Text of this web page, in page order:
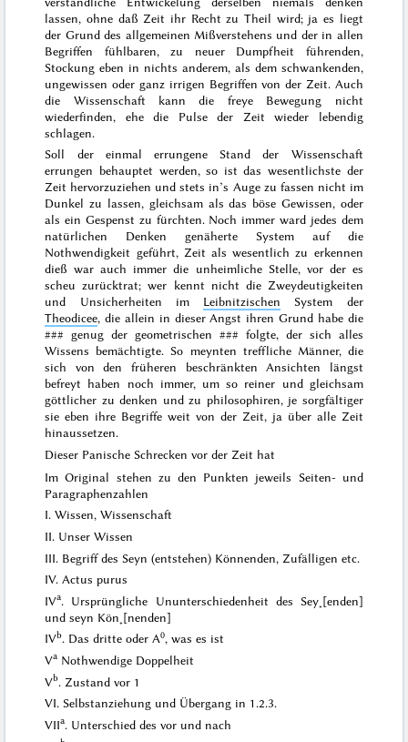
lassen, ohne daß Zeit ihr Recht zu Theil wird; ja es liegt
der Grund des allgemeinen Mißverstehens und der in allen
Begriffen fühlbaren, zu neuer Dumpfheit führenden,
Stockung eben in nichts anderem, als dem schwankenden,
ungewissen oder ganz irrigen Begriffen von der Zeit. Auch
die Wissenschaft kann die freye Bewegung nicht
wiederfinden, ehe die Pulse der Zeit wieder lebendig
schlagen.
Soll der einmal errungene Stand der Wissenschaft
errungen behauptet werden, so ist das wesentlichste der
Zeit hervorzuziehen und stets in’s Auge zu fassen nicht im
Dunkel zu lassen, gleichsam als das böse Gewissen, oder
als ein Gespenst zu fürchten. Noch immer ward jedes dem
natürlichen Denken genäherte System auf die
Nothwendigkeit geführt, Zeit als wesentlich zu erkennen
dieß war auch immer die unheimliche Stelle, vor der es
scheu zurücktrat; wer kennt nicht die Zweydeutigkeiten
und Unsicherheiten im Leibnitzischen System der
Theodicee, die allein in dieser Angst ihren Grund habe die
### genug der geometrischen ### folgte, dersich alles
Wissens bemächtigte. So meynten treffliche Männer, die
sich von den früheren beschränktenAnsichten längst
befreyt haben noch immer, um so reiner und gleichsam
göttlicher zu denken und zu philosophiren, je sorgfältiger
sie eben ihre Begriffe weit von der Zeit, ja über alle Zeit
hinaussetzen.
Dieser Panische Schrecken vor der Zeit hat
Im Original stehen zu den Punkten jeweils Seiten- und
Paragraphenzahlen
I. Wissen, Wissenschaft
II. Unser Wissen
III. Begriff des Seyn (entstehen) Könnenden, Zufälligen etc.
IV.Actus purus
IVa. Ursprüngliche Ununterschiedenheit des Sey˖[enden]
und seyn Kön˖[nenden]
IVb. Das dritte oder A0, was es ist
Va Nothwendige Doppelheit
Vb. Zustand vor 1
VI. Selbstanziehung und Übergang in 1.2.3.
VIIa. Unterschied des vor und nach